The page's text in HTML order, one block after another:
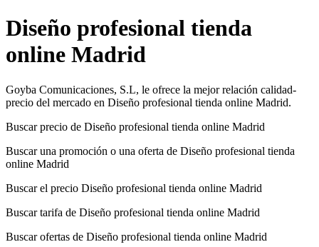
Diseño profesional tienda
online Madrid
Goyba Comunicaciones, S.L, le ofrece la mejor relación calidad-
precio del mercado en Diseño profesional tienda online Madrid.
Buscar precio de Diseño profesional tienda online Madrid
Buscar una promoción o una oferta de Diseño profesional tienda
online Madrid
Buscar el precio Diseño profesional tienda online Madrid
Buscar tarifa de Diseño profesional tienda online Madrid
Buscar ofertas de Diseño profesional tienda online Madrid